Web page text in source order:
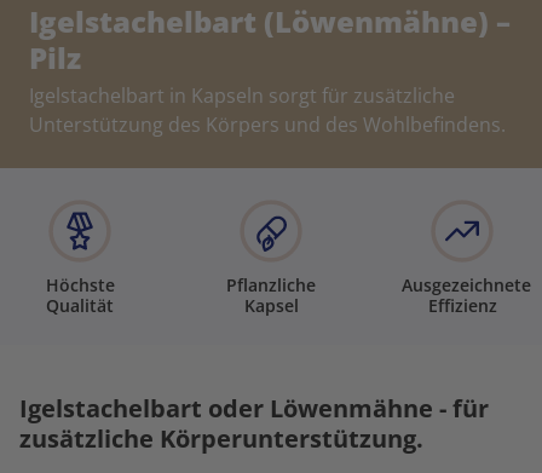
Igelstachelbart (Löwenmähne) –
Pilz
Igelstachelbart in Kapseln sorgt für zusätzliche
Unterstützung des Körpers und des Wohlbefindens.
Höchste
Qualität
Pflanzliche
Kapsel
Ausgezeichnete
Effizienz
Igelstachelbart oder Löwenmähne - für
zusätzliche Körperunterstützung.